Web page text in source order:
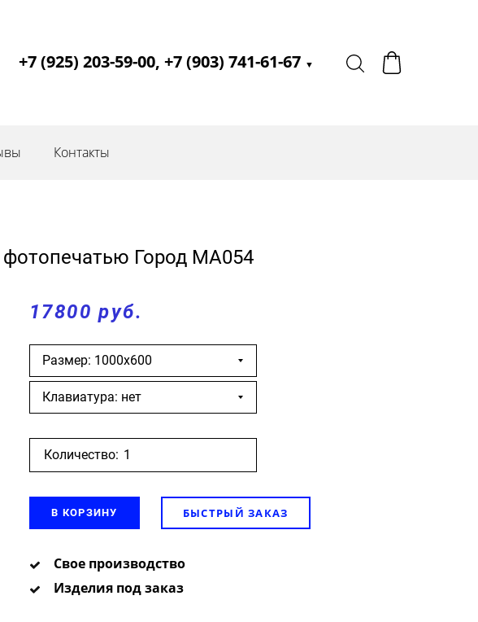
+7 (925) 203-59-00, +7 (903) 741-61-67 ▼
Контакты
Город МА054
17800 руб.
Размер: 1000х600
Клавиатура: нет
Количество:
В КОРЗИНУ БЫСТРЫЙ ЗАКАЗ
Свое производство
Изделия под заказ